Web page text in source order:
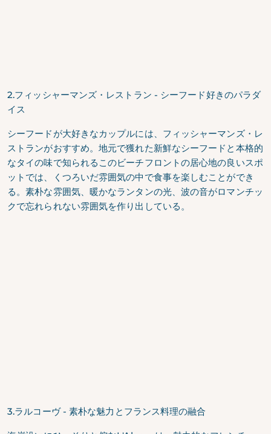
2.フィッシャーマンズ・レストラン - シーフード好きのパラダ
イス
シーフードが大好きなカップルには、フィッシャーマンズ・レ
ストランがおすすめ。地元で獲れた新鮮なシーフードと本格的
なタイの味で知られるこのビーチフロントの居心地の良いスポ
ットでは、くつろいだ雰囲気の中で食事を楽しむことができ
る。素朴な雰囲気、暖かなランタンの光、波の音がロマンチッ
クで忘れられない雰囲気を作り出している。
3.ラルコーヴ - 素朴な魅力とフランス料理の融合